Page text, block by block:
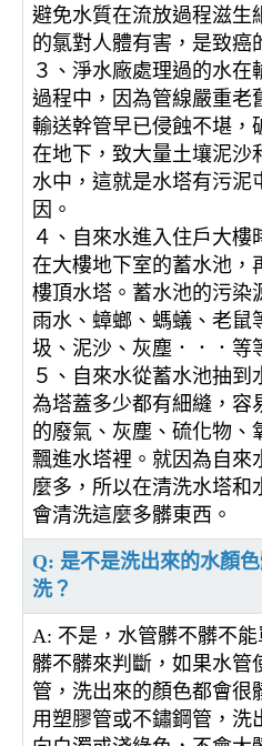
避免水質在流放過程滋生
的氯對人體有害，是致癌
３、淨水廠處理過的水在
過程中，因為管線嚴重老
輸送幹管早已侵蝕不堪，
在地下，致大量土壤泥沙
水中，這就是水塔有污泥
因。
４、自來水進入住戶大樓
在大樓地下室的蓄水池，
樓頂水塔。蓄水池的污染
雨水、蟑螂、螞蟻、老鼠
圾、泥沙、灰塵．．．等
５、自來水從蓄水池抽到
為塔蓋多少都有細縫，容
的廢氣、灰塵、硫化物、
飄進水塔裡。就因為自來
麼多，所以在清洗水塔和
會清洗這麼多髒東西。
Q: 是不是洗出來的水顏
洗？
A: 不是，水管髒不髒不
髒不髒來判斷，如果水管
管，洗出來的顏色都會很
用塑膠管或不鏽鋼管，洗